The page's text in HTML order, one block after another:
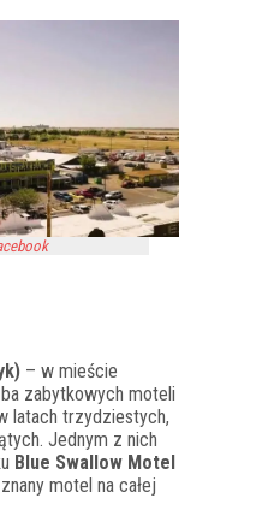
– w mieście
zabytkowych moteli
latach trzydziestych,
Jednym z nich
Blue Swallow Motel
motel na całej